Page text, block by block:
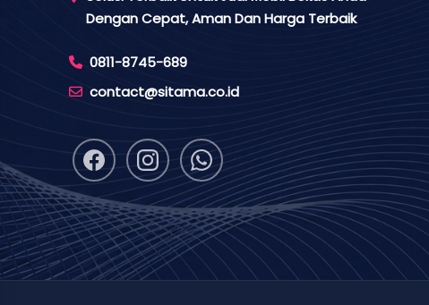
Dengan Cepat, Aman Dan Harga Terbaik
0811-8745-689
contact@sitama.co.id